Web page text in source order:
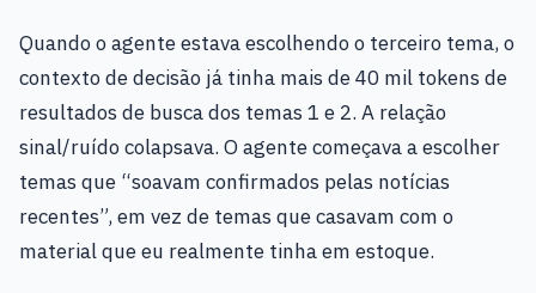
Quando o agente estava escolhendo o terceiro tema, o
contexto de decisão já tinha mais de 40 mil tokens de
resultados de busca dos temas 1 e 2. A relação
sinal/ruído colapsava. O agente começava a escolher
temas que “soavam confirmados pelas notícias
recentes”, em vez de temas que casavam com o
material que eu realmente tinha em estoque.